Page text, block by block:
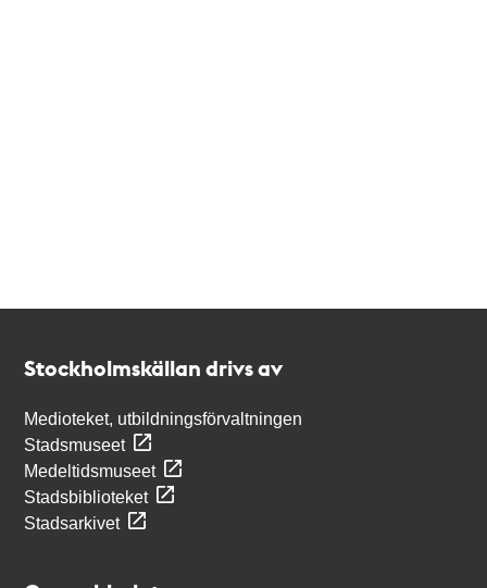
Stockholmskällan drivs av
Medioteket, utbildningsförvaltningen
Stadsmuseet
Medeltidsmuseet
Stadsbiblioteket
Stadsarkivet